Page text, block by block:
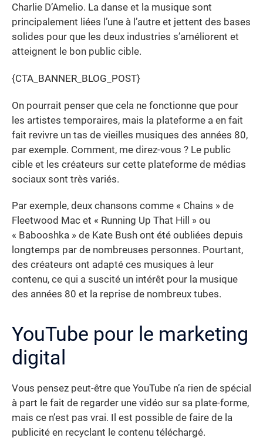
Charlie D’Amelio. La danse et la musique sont
principalement liées l’une à l’autre et jettent des bases
solides pour que les deux industries s’améliorent et
atteignent le bon public cible.
{CTA_BANNER_BLOG_POST}
On pourrait penser que cela ne fonctionne que pour
les artistes temporaires, mais la plateforme a en fait
fait revivre un tas de vieilles musiques des années 80,
par exemple. Comment, me direz-vous ? Le public
cible et les créateurs sur cette plateforme de médias
sociaux sont très variés.
Par exemple, deux chansons comme « Chains » de
Fleetwood Mac et « Running Up That Hill » ou
« Babooshka » de Kate Bush ont été oubliées depuis
longtemps par de nombreuses personnes. Pourtant,
des créateurs ont adapté ces musiques à leur
contenu, ce qui a suscité un intérêt pour la musique
des années 80 et la reprise de nombreux tubes.
YouTube pour le marketing
digital
Vous pensez peut-être que YouTube n’a rien de spécial
à part le fait de regarder une vidéo sur sa plate-forme,
mais ce n’est pas vrai. Il est possible de faire de la
publicité en recyclant le contenu téléchargé.